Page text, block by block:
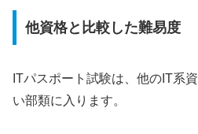
他資格と比較した難易度
ITパスポート試験は、他のIT系
い部類に入ります。